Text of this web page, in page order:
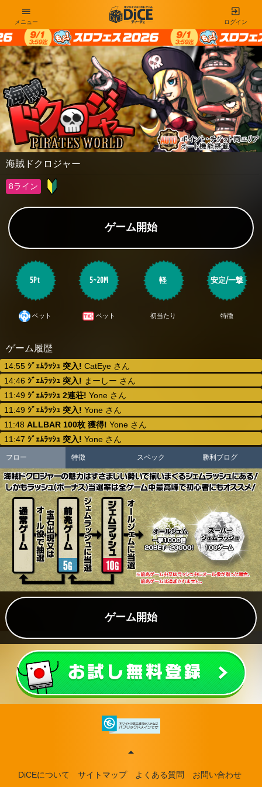
ログイン
メニュー
海賊ドクロジャー
8ライン
ゲーム開始
5Pt
ベット
5~20M
ベット
軽
初当たり
安定/一撃
特徴
ゲーム履歴
14:55 ｼﾞｪﾑﾗｯｼｭ 突入! CatEye さん
14:46 ｼﾞｪﾑﾗｯｼｭ 突入! まーしー さん
11:49 ｼﾞｪﾑﾗｯｼｭ 2連荘! Yone さん
11:49 ｼﾞｪﾑﾗｯｼｭ 突入! Yone さん
11:48 ALLBAR 100枚 獲得! Yone さん
11:47 ｼﾞｪﾑﾗｯｼｭ 突入! Yone さん
フロー 特徴 スペック 勝利ブログ
ゲーム開始
DiCEについて サイトマップ よくある質問 お問い合わせ